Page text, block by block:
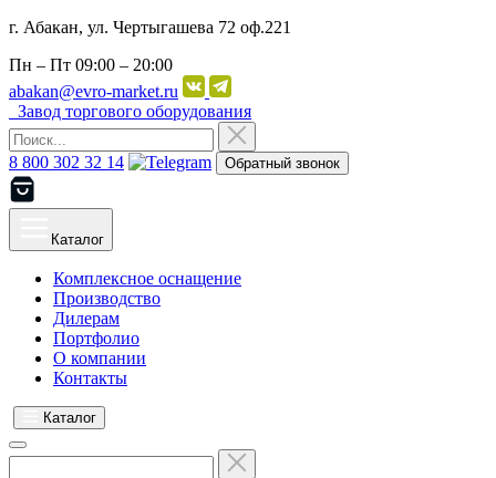
г. Абакан, ул. Чертыгашева 72 оф.221
Пн – Пт 09:00 – 20:00
abakan@evro-market.ru
Завод торгового оборудования
8 800 302 32 14 Обратный звонок
Каталог
Комплексное оснащение
Производство
Дилерам
Портфолио
О компании
Контакты
Каталог